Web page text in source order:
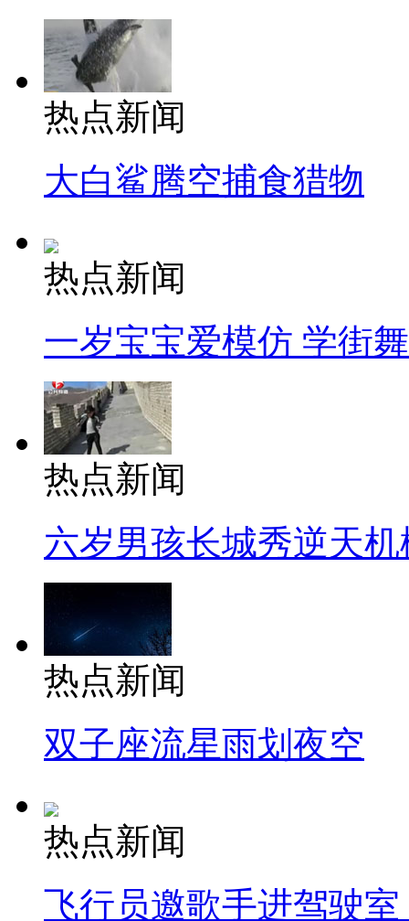
热点新闻
大白鲨腾空捕食猎物
热点新闻
一岁宝宝爱模仿 学街
热点新闻
六岁男孩长城秀逆天机
热点新闻
双子座流星雨划夜空
热点新闻
飞行员邀歌手进驾驶